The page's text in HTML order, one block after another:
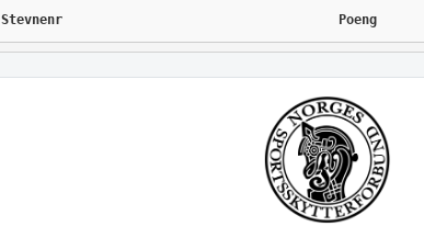
Stevnenr Poeng